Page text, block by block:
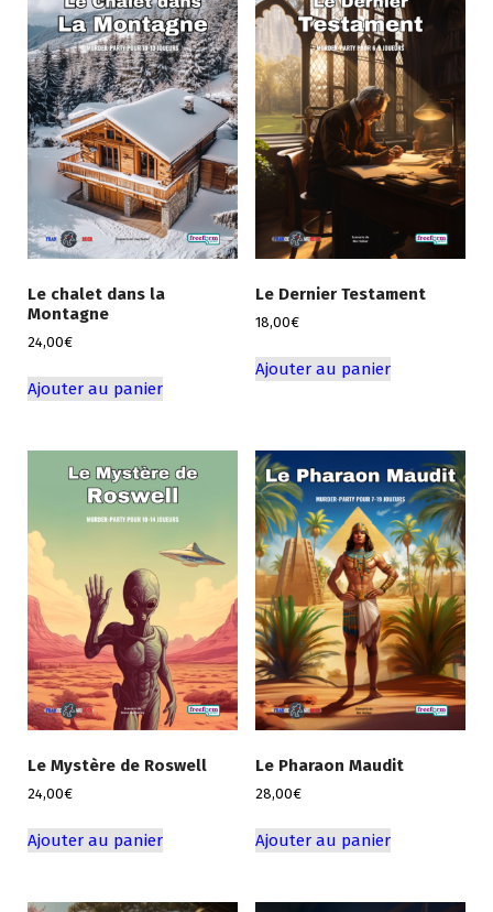
Le chalet dans la
Montagne
24,00€
Ajouter au panier
Le Dernier Testament
18,00€
Ajouter au panier
Le Mystère de Roswell
24,00€
Ajouter au panier
Le Pharaon Maudit
28,00€
Ajouter au panier